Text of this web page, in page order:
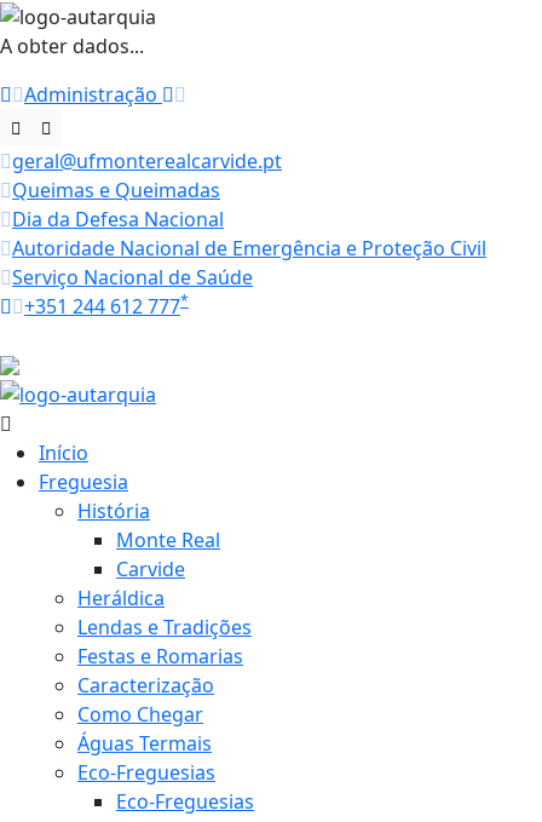
A obter dados...
Administração
geral@ufmonterealcarvide.pt
Queimas e Queimadas
Dia da Defesa Nacional
Autoridade Nacional de Emergência e Proteção Civil
Serviço Nacional de Saúde
+351 244 612 777*
Início
Freguesia
História
Monte Real
Carvide
Heráldica
Lendas e Tradições
Festas e Romarias
Caracterização
Como Chegar
Águas Termais
Eco-Freguesias
Eco-Freguesias